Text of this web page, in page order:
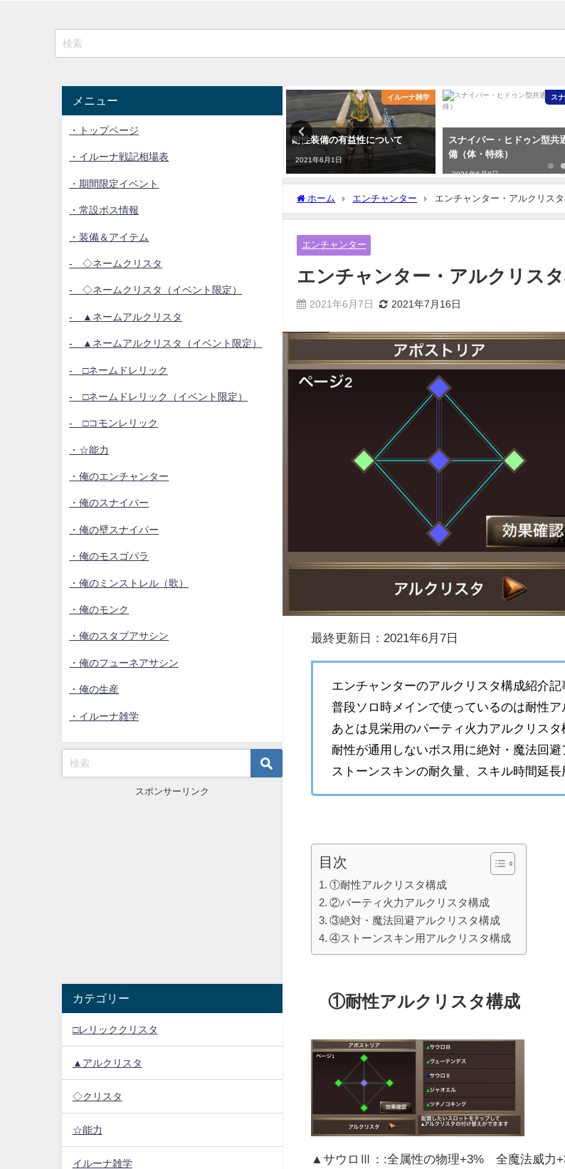
有益性について
イルーナ雑学 スナイパー
スナイパー・ヒドゥン型共通装
備（体・特殊）
2021年5月8日
武器、装備の超
2023年1月15日
ホーム エンチャンター エンチャンター・アルクリス
エンチャンター
エンチャンター・アルクリス
2021年6月7日 2021年7月16日
最終更新日：2021年6月7日
エンチャンターのアルクリスタ構成紹介記
普段ソロ時メインで使っているのは耐性ア
あとは見栄用のパーティ火力アルクリスタ
耐性が通用しないボス用に絶対・魔法回避
ストーンスキンの耐久量、スキル時間延長
目次
①耐性アルクリスタ構成
②パーティ火力アルクリスタ構成
③絶対・魔法回避アルクリスタ構成
④ストーンスキン用アルクリスタ構成
①耐性アルクリスタ構成
▲サウロⅢ：:全属性の物理+3% 全魔法威力
メニュー
・トップページ
・イルーナ戦記相場表
・期間限定イベント
・常設ボス情報
・装備＆アイテム
- ◇ネームクリスタ
- ◇ネームクリスタ（イベント限定）
- ▲ネームアルクリスタ
- ▲ネームアルクリスタ（イベント限定）
- □ネームドレリック
- □ネームドレリック（イベント限定）
- □コモンレリック
・☆能力
・俺のエンチャンター
・俺のスナイパー
・俺の壁スナイパー
・俺のモスゴパラ
・俺のミンストレル（歌）
・俺のモンク
・俺のスタブアサシン
・俺のフューネアサシン
・俺の生産
・イルーナ雑学
スポンサーリンク
カテゴリー
□レリッククリスタ
▲アルクリスタ
◇クリスタ
☆能力
イルーナ雑学